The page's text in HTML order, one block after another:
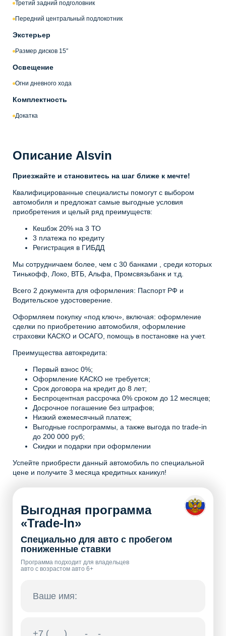
Третий задний подголовник
Передний центральный подлокотник
Экстерьер
Размер дисков 15″
Освещение
Огни дневного хода
Комплектность
Докатка
Описание Alsvin
Приезжайте и становитесь на шаг ближе к мечте!
Квалифицированные специалисты помогут с выбором
автомобиля и предложат самые выгодные условия
приобретения и целый ряд преимуществ:
Кешбэк 20% на 3 ТО
3 платежа по кредиту
Регистрация в ГИБДД
Мы сотрудничаем более, чем с 30 банками , среди которых
Тинькофф, Локо, ВТБ, Альфа, Промсвязьбанк и т.д.
Всего 2 документа для оформления: Паспорт РФ и
Водительское удостоверение.
Оформляем покупку «под ключ», включая: оформление
сделки по приобретению автомобиля, оформление
страховки КАСКО и ОСАГО, помощь в постановке на учет.
Преимущества автокредита:
Первый взнос 0%;
Оформление КАСКО не требуется;
Срок договора на кредит до 8 лет;
Беспроцентная рассрочка 0% сроком до 12 месяцев;
Досрочное погашение без штрафов;
Низкий ежемесячный платеж;
Выгодные госпрограммы, а также выгода по trade-in
до 200 000 руб;
Скидки и подарки при оформлении
Успейте приобрести данный автомобиль по специальной
цене и получите 3 месяца кредитных каникул!
Выгодная программа
«Trade-In»
Специально для авто с пробегом
пониженные ставки
Программа подходит для владельцев
авто с возрастом авто 6+